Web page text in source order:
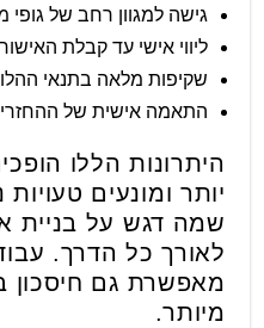
גישה למגוון רחב של גופי
ליווי אישי עד קבלת האישור
שקיפות מלאה בתנאי
התאמה אישית של
היתרונות הללו
יותר ומונעים טעויות
שמה דגש על בניית
לאורך כל הדרך.
מאפשרת גם חיסכון
מיותר.